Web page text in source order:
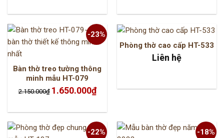
19.500.000₫.
-23%
Bàn thờ treo tường thông
minh mẫu HT-079
2.150.000₫ Giá
gốc
1.650.000₫Giá
hiện
1.650.000₫.
Phòng thờ cao cấp HT-533
Liên hệ
-22% -18%